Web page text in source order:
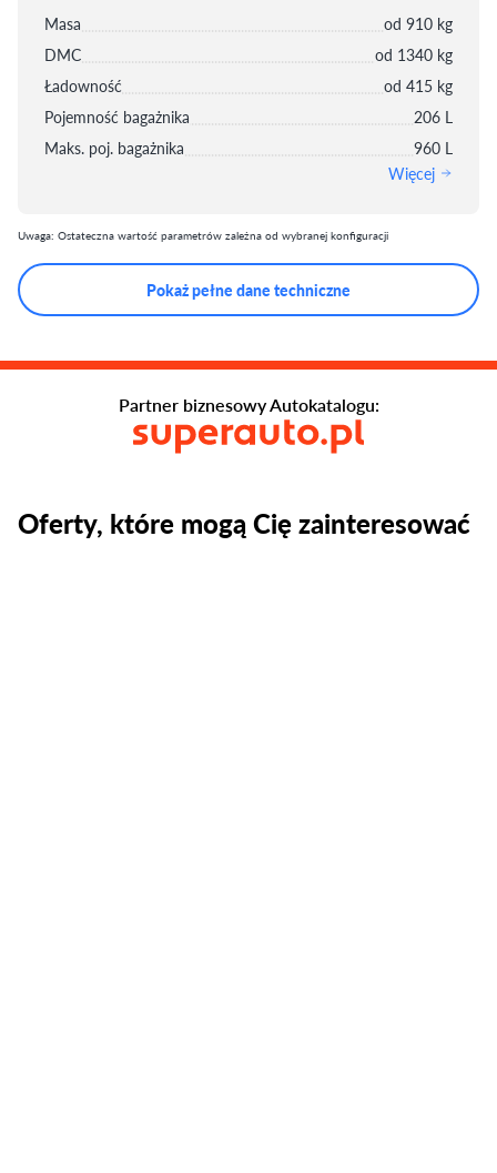
Masa
od 910 kg
DMC
od 1340 kg
Ładowność
od 415 kg
Pojemność bagażnika
206 L
Maks. poj. bagażnika
960 L
Więcej
Uwaga: Ostateczna wartość parametrów zależna od wybranej konfiguracji
Pokaż pełne dane techniczne
Oferty, które mogą Cię zainteresować
Partner biznesowy Autokatalogu: